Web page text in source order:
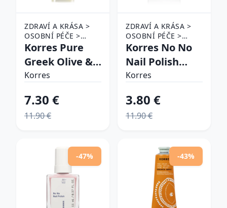
ZDRAVÍ A KRÁSA >
OSOBNÍ PÉČE >
KOSMETIKA >
TĚLO > TĚLOVÁ
MÝDLA
Korres Pure
Greek Olive &
Olive Blossom
250 ml
Korres
7.30 €
11.90 €
ZDRAVÍ A KRÁSA >
OSOBNÍ PÉČE >
KOSMETIKA > PÉČE
NEHTY
Korres No No
Nail Polish
ošetrujúci lak
odtieň 20
Peach Blush 11
Korres
3.80 €
11.90 €
-47% -43%